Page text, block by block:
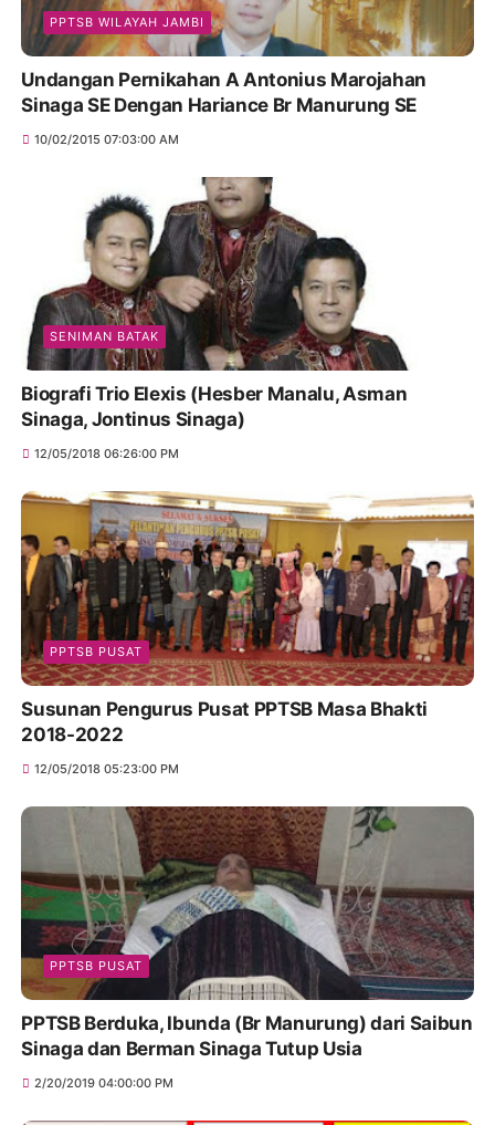
PPTSB WILAYAH JAMBI
Undangan Pernikahan A Antonius Marojahan
Sinaga SE Dengan Hariance Br Manurung SE
10/02/2015 07:03:00 AM
SENIMAN BATAK
Biografi Trio Elexis (Hesber Manalu, Asman
Sinaga, Jontinus Sinaga)
12/05/2018 06:26:00 PM
PPTSB PUSAT
Susunan Pengurus Pusat PPTSB Masa Bhakti
2018-2022
12/05/2018 05:23:00 PM
PPTSB PUSAT
PPTSB Berduka, Ibunda (Br Manurung) dari Saibun
Sinaga dan Berman Sinaga Tutup Usia
2/20/2019 04:00:00 PM